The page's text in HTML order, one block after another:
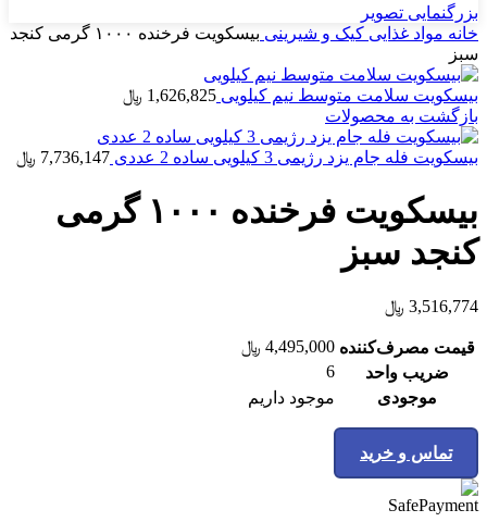
بزرگنمایی تصویر
خانه مواد غذایی کیک و شیرینی
بیسکویت فرخنده ۱۰۰۰ گرمی کنجد
سبز
بیسکویت سلامت متوسط نیم کیلویی 1,626,825 ﷼
بازگشت به محصولات
بیسکویت فله جام یزد رژیمی 3 کیلویی ساده 2 عددی 7,736,147 ﷼
بیسکویت فرخنده ۱۰۰۰ گرمی
کنجد سبز
3,516,774 ﷼
قیمت مصرف‌کننده 4,495,000 ﷼
ضریب واحد
6
موجودی
موجود داریم
تماس و خرید